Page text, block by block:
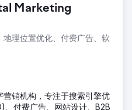
AI 搜索添加了生成引擎优化
内容，并优化了核心网络生
提高了排名和转化率。
词排名从第 43 位提升至第
网站优化和内容优化使品牌
Marketing
地理位置优化、付费广告、软
销机构，专注于搜索引擎优
、付费广告、网站设计、B2B